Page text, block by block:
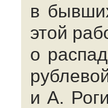
в
этой
о
и А.